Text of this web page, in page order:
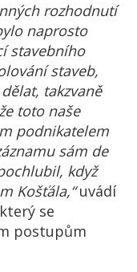
rozhodnutí
naprosto
stavebního
staveb,
takzvaně
toto naše
podnikatelem
sám de
když
Košťála,“uvádí
se
postupům